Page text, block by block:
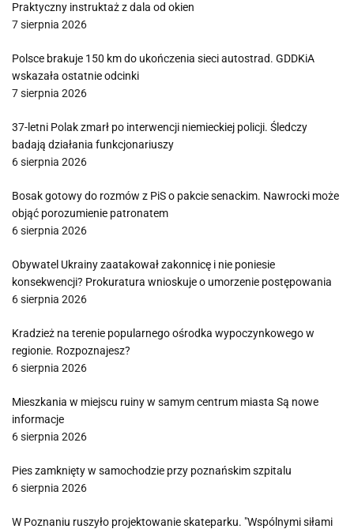
Praktyczny instruktaż z dala od okien
7 sierpnia 2026
Polsce brakuje 150 km do ukończenia sieci autostrad. GDDKiA
wskazała ostatnie odcinki
7 sierpnia 2026
37-letni Polak zmarł po interwencji niemieckiej policji. Śledczy
badają działania funkcjonariuszy
6 sierpnia 2026
Bosak gotowy do rozmów z PiS o pakcie senackim. Nawrocki może
objąć porozumienie patronatem
6 sierpnia 2026
Obywatel Ukrainy zaatakował zakonnicę i nie poniesie
konsekwencji? Prokuratura wnioskuje o umorzenie postępowania
6 sierpnia 2026
Kradzież na terenie popularnego ośrodka wypoczynkowego w
regionie. Rozpoznajesz?
6 sierpnia 2026
Mieszkania w miejscu ruiny w samym centrum miasta Są nowe
informacje
6 sierpnia 2026
Pies zamknięty w samochodzie przy poznańskim szpitalu
6 sierpnia 2026
W Poznaniu ruszyło projektowanie skateparku. "Wspólnymi siłami